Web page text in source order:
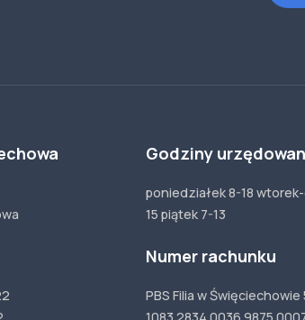
Godziny
poniedziałek 8-18
15 piątek 7-13
Numer rachunku
PBS Filia w Święciechowie